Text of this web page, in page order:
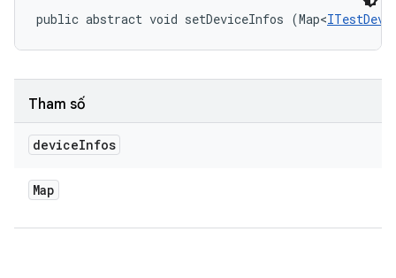
public abstract void setDeviceInfos (Map<
Tham số
deviceInfos
Map